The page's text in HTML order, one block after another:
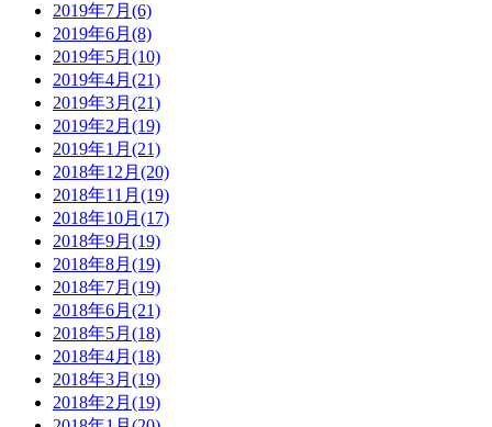
2019年7月(6)
2019年6月(8)
2019年5月(10)
2019年4月(21)
2019年3月(21)
2019年2月(19)
2019年1月(21)
2018年12月(20)
2018年11月(19)
2018年10月(17)
2018年9月(19)
2018年8月(19)
2018年7月(19)
2018年6月(21)
2018年5月(18)
2018年4月(18)
2018年3月(19)
2018年2月(19)